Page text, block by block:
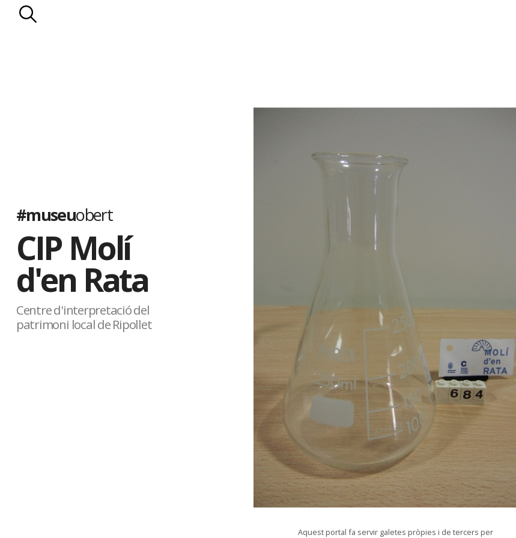
#museuobert
CIP Molí
d'en Rata
Centre d'interpretació del
patrimoni local de Ripollet
Aquest portal fa servir galetes pròpies i de tercers per